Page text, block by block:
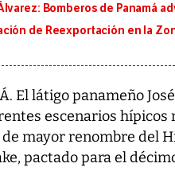
Bomberos de Panamá
de Reexportación en la
El látigo panameño
escenarios
mayor renombre del
pactado para el